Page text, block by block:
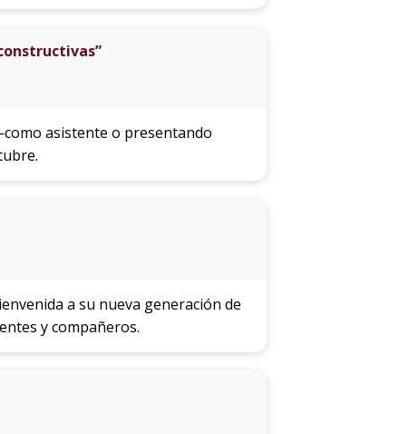
asistente o presentando
a su nueva generación de
y compañeros.